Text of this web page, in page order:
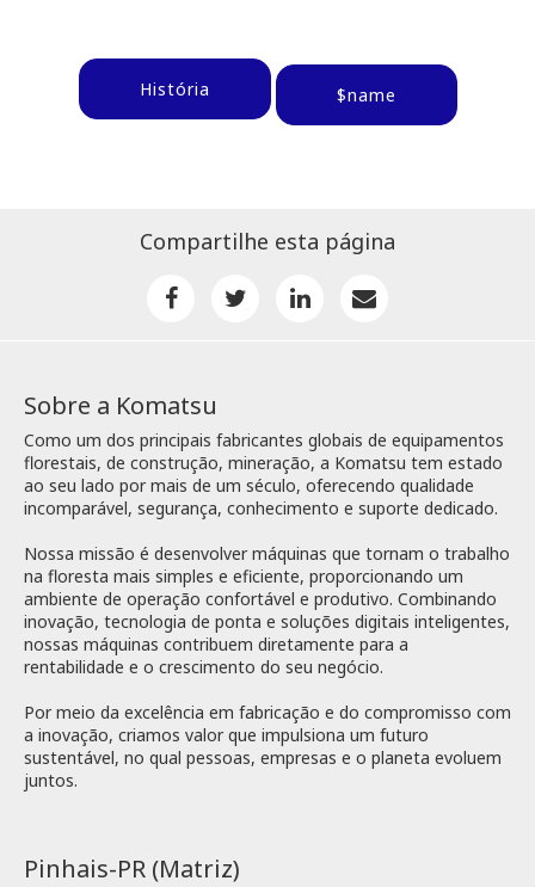
História $name
Compartilhe esta página
Sobre a Komatsu
Como um dos principais fabricantes globais de equipamentos
florestais, de construção, mineração, a Komatsu tem estado
ao seu lado por mais de um século, oferecendo qualidade
incomparável, segurança, conhecimento e suporte dedicado.
Nossa missão é desenvolver máquinas que tornam o trabalho
na floresta mais simples e eficiente, proporcionando um
ambiente de operação confortável e produtivo. Combinando
inovação, tecnologia de ponta e soluções digitais inteligentes,
nossas máquinas contribuem diretamente para a
rentabilidade e o crescimento do seu negócio.
Por meio da excelência em fabricação e do compromisso com
a inovação, criamos valor que impulsiona um futuro
sustentável, no qual pessoas, empresas e o planeta evoluem
juntos.
Pinhais-PR (Matriz)